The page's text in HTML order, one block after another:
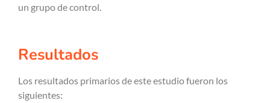
un grupo de control.
Resultados
Los resultados primarios de este estudio fueron los
siguientes: